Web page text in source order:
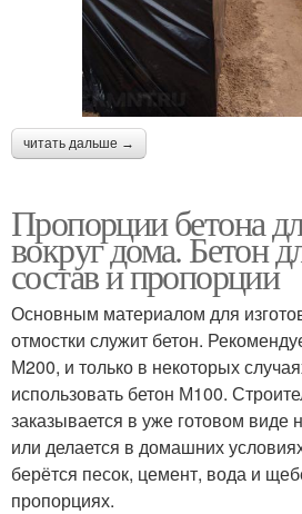
читать дальше →
Пропорции бетона
вокруг дома. Бетон
состав и пропорции
Основным материалом для
отмостки служит бетон.
М200, и только в некоторых
использовать бетон М100.
заказывается в уже готовом виде
или делается в домашних
берётся песок, цемент, вода и
пропорциях.